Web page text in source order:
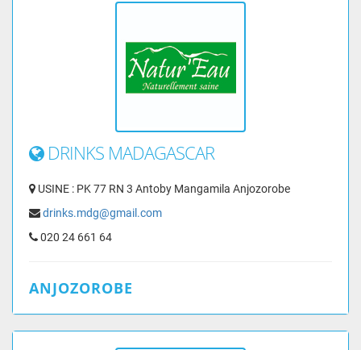
DRINKS MADAGASCAR
USINE : PK 77 RN 3 Antoby Mangamila Anjozorobe
drinks.mdg@gmail.com
020 24 661 64
ANJOZOROBE